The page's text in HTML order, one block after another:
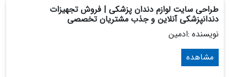
طراحی سایت لوازم دندان پزشکی | فروش تجهیزات
دندانپزشکی آنلاین و جذب مشتریان تخصصی
نویسنده :ادمین
مشاهده